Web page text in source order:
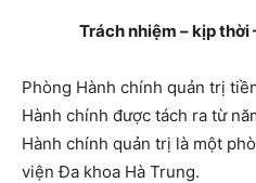
Trách nhiệm – kịp thời
Phòng Hành chính quản trị
Hành chính được tách ra từ
Hành chính quản trị là một
viện Đa khoa Hà Trung.